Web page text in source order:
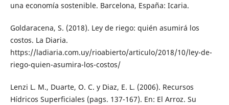
una economía sostenible. Barcelona, España: Icaria.
Goldaracena, S. (2018). Ley de riego: quién asumirá los
costos. La Diaria.
https://ladiaria.com.uy/rioabierto/articulo/2018/10/ley-de-
riego-quien-asumira-los-costos/
Lenzi L. M., Duarte, O. C. y Diaz, E. L. (2006). Recursos
Hídricos Superficiales (pags. 137-167). En: El Arroz. Su